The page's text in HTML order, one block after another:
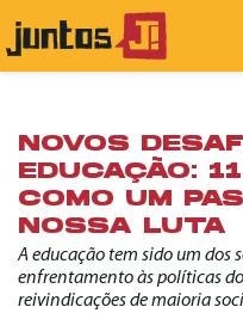
NOVOS
EDUCAÇÃO:
COMO UM
NOSSA LUTA
A educação tem sido um dos
enfrentamento às políticas
reivindicações de maioria